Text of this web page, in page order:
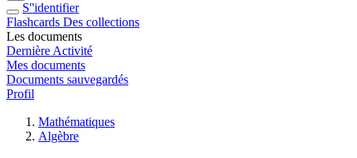
S''identifier
Flashcards Des collections
Les documents
Dernière Activité
Mes documents
Documents sauvegardés
Profil
Mathématiques
Algèbre